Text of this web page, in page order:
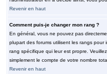
Revenir en haut
Comment puis-je changer mon rang ?
En général, vous ne pouvez pas
plupart des forums utilisent les rangs
rang spécifique qui leur est propre.
simplement le compte de votre nombre
Revenir en haut